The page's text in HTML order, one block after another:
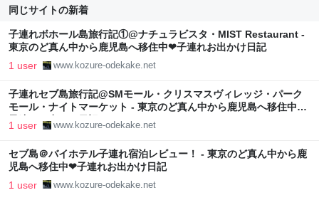
同じサイトの新着
子連れボホール島旅行記①@ナチュラビスタ・MIST Restaurant -
東京のど真ん中から鹿児島へ移住中❤︎子連れお出かけ日記
1 user www.kozure-odekake.net
子連れセブ島旅行記@SMモール・クリスマスヴィレッジ・パーク
モール・ナイトマーケット - 東京のど真ん中から鹿児島へ移住中❤︎
子連れお出かけ日記
1 user www.kozure-odekake.net
セブ島＠バイホテル子連れ宿泊レビュー！ - 東京のど真ん中から鹿
児島へ移住中❤︎子連れお出かけ日記
1 user www.kozure-odekake.net